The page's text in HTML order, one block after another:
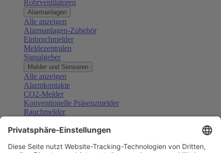
Rohrventilatoren
Alarmanlagen
Alle anzeigen
Alarmanlagen-Zubehör
Einbruchmelder
Meldezentralen
Signalgeber
Melder und Sensoren
Alle anzeigen
Alarmkontakte
CO2-Melder
Konventionelle Präsenzmelder
Rauchmelder
Gefahrenmelder
Türsprechanlagen